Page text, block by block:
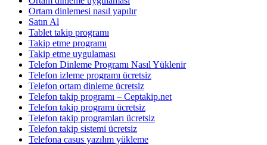
Ortam dinlemesi nasıl yapılır
Satın Al
Tablet takip programı
Takip etme programı
Takip etme uygulaması
Telefon Dinleme Programı Nasıl Yüklenir
Telefon izleme programı ücretsiz
Telefon ortam dinleme ücretsiz
Telefon takip programı – Ceptakip.net
Telefon takip programı ücretsiz
Telefon takip programları ücretsiz
Telefon takip sistemi ücretsiz
Telefona casus yazılım yükleme